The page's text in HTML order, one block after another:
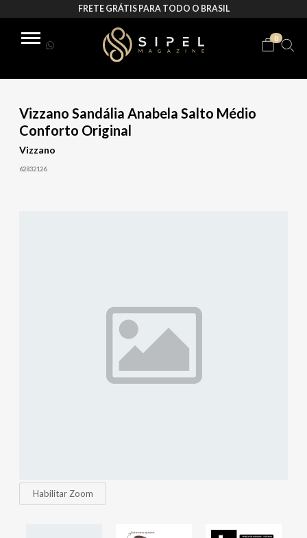
FRETE GRÁTIS PARA TODO O BRASIL
0
Vizzano Sandália Anabela Salto Médio
Conforto Original
Vizzano
62832126
Habilitar Zoom